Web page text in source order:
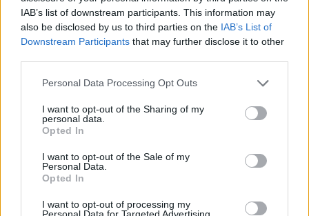
IAB’s list of downstream participants. This information may
also be disclosed by us to third parties on the IAB’s List of
Downstream Participants that may further disclose it to other
Personal Data Processing Opt Outs
I want to opt-out of the Sharing of my
personal data.
Opted In
I want to opt-out of the Sale of my
Personal Data.
Opted In
I want to opt-out of processing my
Personal Data for Targeted Advertising.
LO MÁS LEÍDO
Fallece un bebé de 20 meses por un
golpe de calor en Fuerteventura
¿EN QUÉ MOMENTO DEJAMOS DE SER
HUMANOS?. Por Maite de Vera Cabrera
Fuerteventura Santiago de Compostela